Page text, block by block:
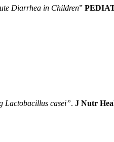
Diarrhea in Children”
Lactobacillus casei”. J Nutr